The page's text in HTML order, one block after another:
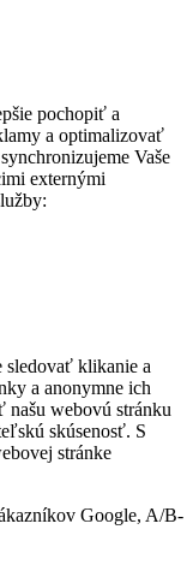
pochopiť a
a optimalizovať
Vaše
externými
sledovať klikanie a
a anonymne ich
webovú stránku
skúsenosť. S
stránke
Google, A/B-